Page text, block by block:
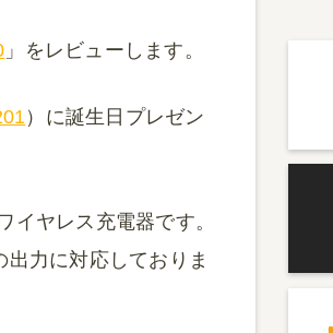
」をレビューします。
）に誕生日プレゼン
ヤレス充電器です。
力に対応しておりま